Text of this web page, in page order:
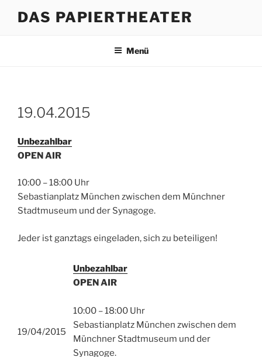
InhaltDAS PAPIERTHEATER
Menü
19.04.2015
Unbezahlbar
OPEN AIR
10:00 – 18:00 Uhr
Sebastianplatz München zwischen dem Münchner
Stadtmuseum und der Synagoge.
Jeder ist ganztags eingeladen, sich zu beteiligen!
19/04/2015
Unbezahlbar
OPEN AIR
10:00 – 18:00 Uhr
Sebastianplatz München zwischen dem
Münchner Stadtmuseum und der
Synagoge.